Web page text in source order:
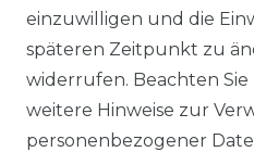
einzuwilligen und die
späteren Zeitpunkt zu
widerrufen. Beachten Sie
weitere Hinweise zur
personenbezogener
VERTRAG